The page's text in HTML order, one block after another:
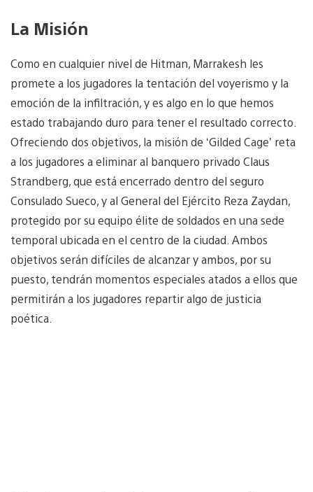
La Misión
Como en cualquier nivel de Hitman, Marrakesh les
promete a los jugadores la tentación del voyerismo y la
emoción de la infiltración, y es algo en lo que hemos
estado trabajando duro para tener el resultado correcto.
Ofreciendo dos objetivos, la misión de ‘Gilded Cage’ reta
a los jugadores a eliminar al banquero privado Claus
Strandberg, que está encerrado dentro del seguro
Consulado Sueco, y al General del Ejército Reza Zaydan,
protegido por su equipo élite de soldados en una sede
temporal ubicada en el centro de la ciudad. Ambos
objetivos serán difíciles de alcanzar y ambos, por su
puesto, tendrán momentos especiales atados a ellos que
permitirán a los jugadores repartir algo de justicia
poética.